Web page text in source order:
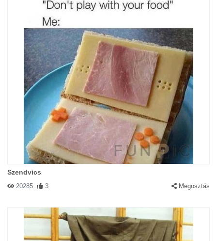
Szendvics
20285 3 Megosztás